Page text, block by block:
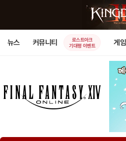
뉴스 커뮤니티
로스트아크
기대평 이벤트
게